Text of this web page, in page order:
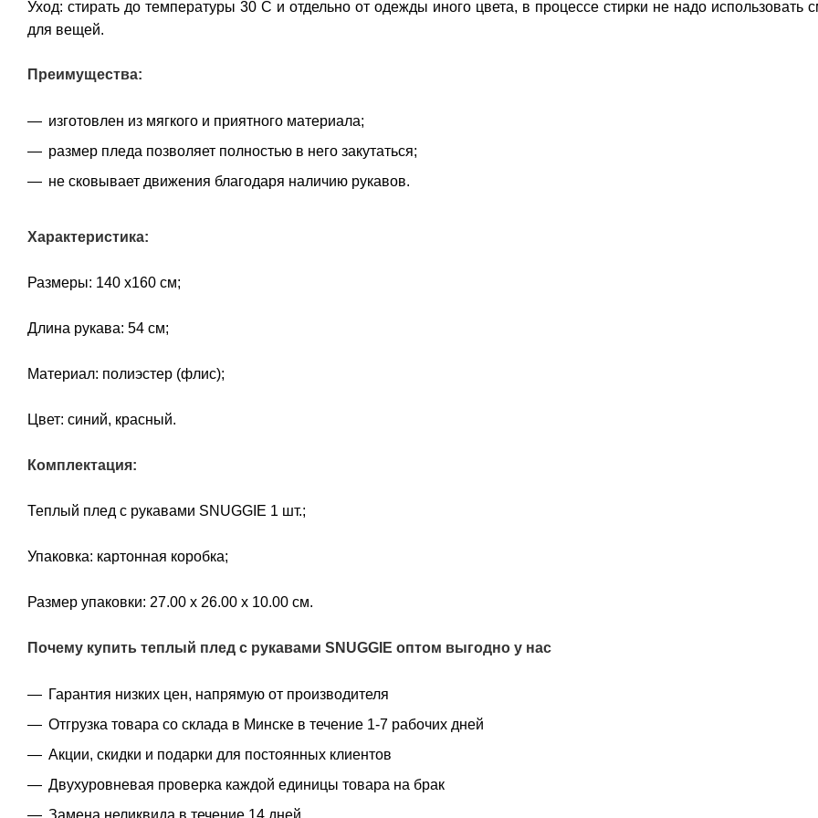
Уход: стирать до температуры 30 С и отдельно от одежды иного цвета, в процессе стирки не надо использовать
для вещей.
Преимущества:
изготовлен из мягкого и приятного материала;
размер пледа позволяет полностью в него закутаться;
не сковывает движения благодаря наличию рукавов.
Характеристика:
Размеры: 140 х160 см;
Длина рукава: 54 см;
Материал: полиэстер (флис);
Цвет: синий, красный.
Комплектация:
Теплый плед с рукавами SNUGGIE 1 шт.;
Упаковка: картонная коробка;
Размер упаковки: 27.00 х 26.00 х 10.00 см.
Почему купить теплый плед с рукавами SNUGGIE оптом выгодно у нас
Гарантия низких цен, напрямую от производителя
Отгрузка товара со склада в Минске в течение 1-7 рабочих дней
Акции, скидки и подарки для постоянных клиентов
Двухуровневая проверка каждой единицы товара на брак